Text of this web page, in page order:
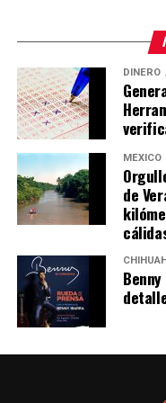
El reportero Agustín
Jhon Echeverry,
golpeado con las
Se detalló que
realizando las
DINERO
MÉXICO
de